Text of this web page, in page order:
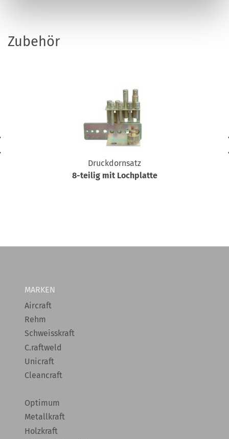
Zubehör
Druckdornsatz
8-teilig mit Lochplatte
MARKEN
Aircraft
Rehm
Schweisskraft
C.raftweld
Unicraft
Cleancraft
Optimum
Metallkraft
Holzkraft